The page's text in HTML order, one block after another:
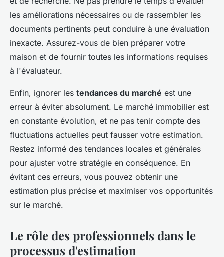
les améliorations nécessaires ou de rassembler les
documents pertinents peut conduire à une évaluation
inexacte. Assurez-vous de bien préparer votre
maison et de fournir toutes les informations requises
à l'évaluateur.
Enfin, ignorer les tendances du marché est une
erreur à éviter absolument. Le marché immobilier est
en constante évolution, et ne pas tenir compte des
fluctuations actuelles peut fausser votre estimation.
Restez informé des tendances locales et générales
pour ajuster votre stratégie en conséquence. En
évitant ces erreurs, vous pouvez obtenir une
estimation plus précise et maximiser vos opportunités
sur le marché.
Le rôle des professionnels dans le
processus d'estimation